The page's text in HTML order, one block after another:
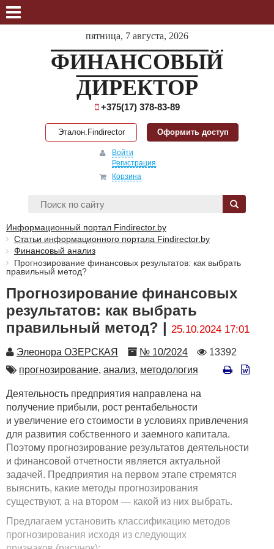
пятница, 7 августа, 2026
ФИНАНСОВЫЙ
ДИРЕКТОР
+375(17) 378-83-89
Эталон.Findirector Оформить доступ
Войти
Регистрация
Корзина
Информационный портал Findirector.by
Статьи информационного портала Findirector.by
Финансовый анализ
Прогнозирование финансовых результатов: как выбрать
правильный метод?
Прогнозирование финансовых
результатов: как выбрать
правильный метод? | 25.10.2024 17:01
Автор
Элеонора ОЗЕРСКАЯ Номер
№ 10/2024
Количество
просмотров
13392
Автор
прогнозирование, анализ, методология
Деятельность предприятия направлена на
получение прибыли, рост рентабельности
и увеличение его стоимости в условиях привлечения
для развития собственного и заемного капитала.
Поэтому прогнозирование результатов деятельности
и финансовой отчетности является актуальной
задачей. Предприятия на первом этапе стремятся
выяснить, какие методы прогнозирования
существуют, а на втором — какой из них выбрать.
Предлагаем установить классификацию методов
прогнозирования исходя из следующих